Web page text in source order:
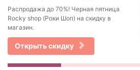
Распродажа до 70%! Черная пятница
Rocky shop (Роки Шоп) на скидку в
магазин.
Открыть скидку